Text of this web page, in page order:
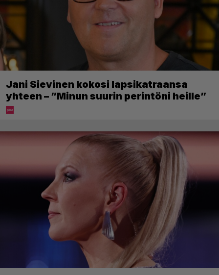
Jani Sievinen kokosi lapsikatraansa
yhteen – ”Minun suurin perintöni heille”